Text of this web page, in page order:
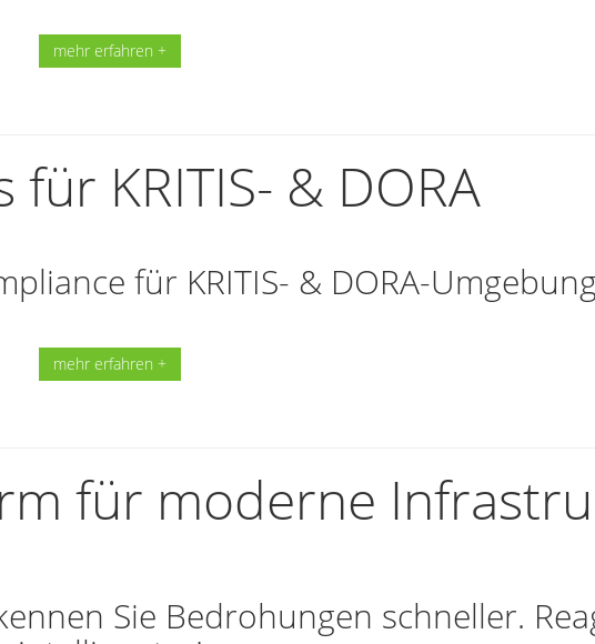
mehr erfahren +
KRITIS- & DORA
für KRITIS- & DORA-
mehr erfahren +
für moderne
Sie Bedrohungen schneller.